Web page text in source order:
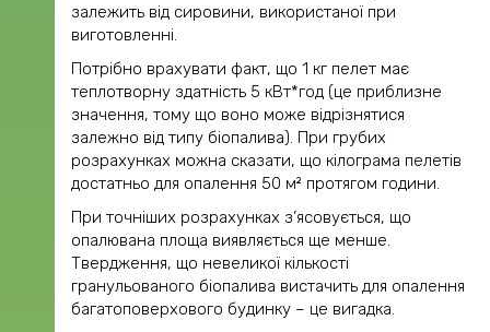
залежить від сировини, використаної при
виготовленні.
Потрібно врахувати факт, що 1 кг пелет має
теплотворну здатність 5 кВт*год (це приблизне
значення, тому що воно може відрізнятися
залежно від типу біопалива). При грубих
розрахунках можна сказати, що кілограма пелетів
достатньо для опалення 50 м² протягом години.
При точніших розрахунках з’ясовується, що
опалювана площа виявляється ще менше.
Твердження, що невеликої кількості
гранульованого біопалива вистачить для опалення
багатоповерхового будинку – це вигадка.